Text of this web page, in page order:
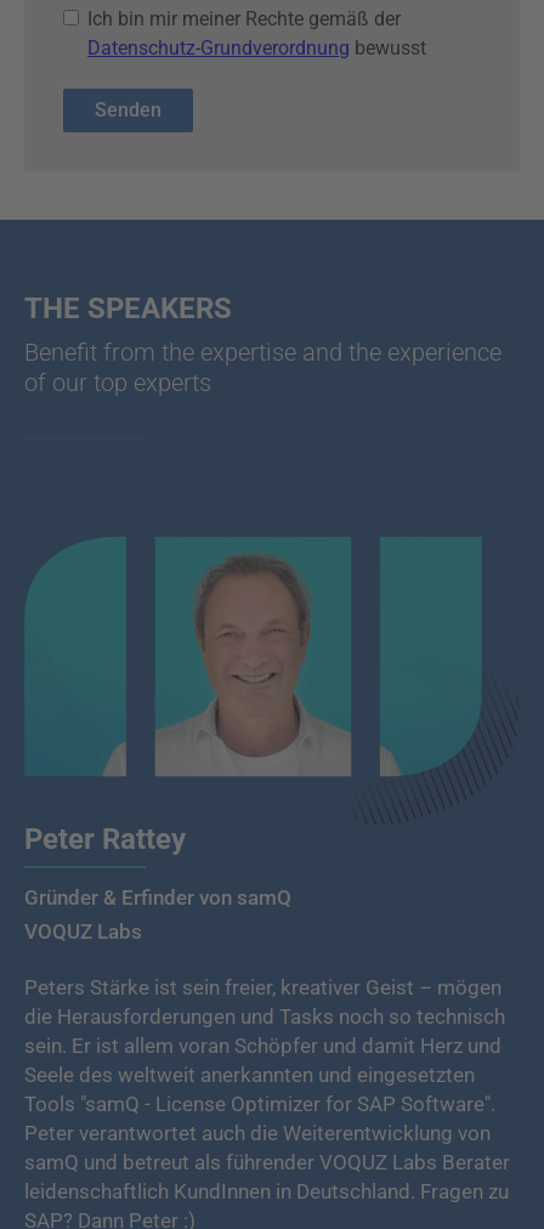
Ich bin mir meiner Rechte gemäß der
Datenschutz-Grundverordnung bewusst
THE SPEAKERS
Benefit from the expertise and the experience
of our top experts
Peter Rattey
Gründer & Erfinder von samQ
VOQUZ Labs
Peters Stärke ist sein freier, kreativer Geist – mögen
die Herausforderungen und Tasks noch so technisch
sein. Er ist allem voran Schöpfer und damit Herz und
Seele des weltweit anerkannten und eingesetzten
Tools "samQ - License Optimizer for SAP Software".
Peter verantwortet auch die Weiterentwicklung von
samQ und betreut als führender VOQUZ Labs Berater
leidenschaftlich KundInnen in Deutschland. Fragen zu
SAP? Dann Peter :)